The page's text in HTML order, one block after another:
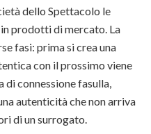
dello Spettacolo le
prodotti di mercato. La
fasi: prima si crea una
con il prossimo viene
connessione fasulla,
autenticità che non arriva
di un surrogato.